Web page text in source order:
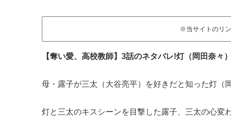
※当サイトのリ
【奪い愛、高校教師】3話のネタバレ!灯（岡田奈々
母・露子が三太（大谷亮平）を好きだと知った灯（
灯と三太のキスシーンを目撃した露子、三太の心変